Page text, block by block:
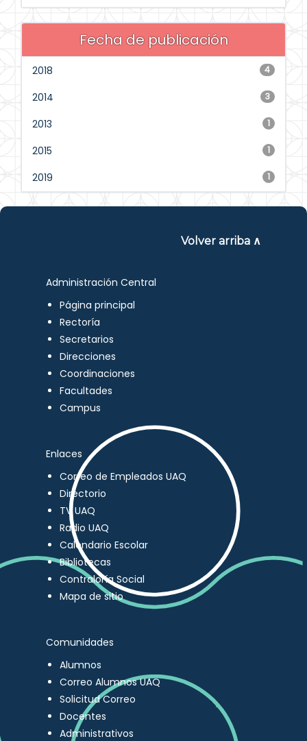
Fecha de publicación
4
2018
3
2014
1
2013
1
2015
1
2019
Volver arriba ∧
Administración Central
Página principal
Rectoría
Secretarios
Direcciones
Coordinaciones
Facultades
Campus
Enlaces
Correo de Empleados UAQ
Directorio
TV UAQ
Radio UAQ
Calendario Escolar
Bibliotecas
Contraloría Social
Mapa de sitio
Comunidades
Alumnos
Correo Alumnos UAQ
Solicitud Correo
Docentes
Administrativos